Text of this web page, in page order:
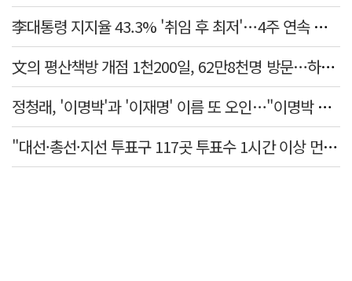
李대통령 지지율 43.3% '취임 후 최저'…4주 연속 내리막
文의 평산책방 개점 1천200일, 62만8천명 방문…하루 평균 500명↑
정청래, '이명박'과 '이재명' 이름 또 오인…"이명박 대통령 임기안에 반도체 제품 출시"
"대선·총선·지선 투표구 117곳 투표수 1시간 이상 먼저 입력"